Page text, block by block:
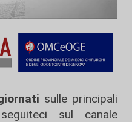
sulle principali
sul canale